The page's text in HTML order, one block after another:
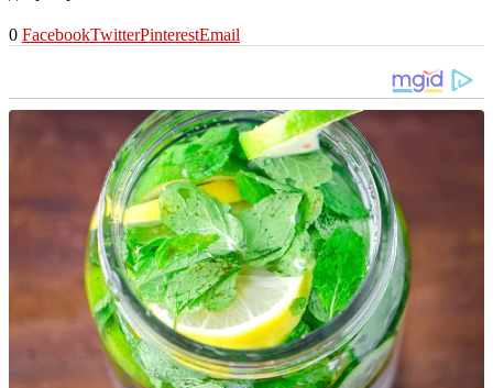
0 FacebookTwitterPinterestEmail